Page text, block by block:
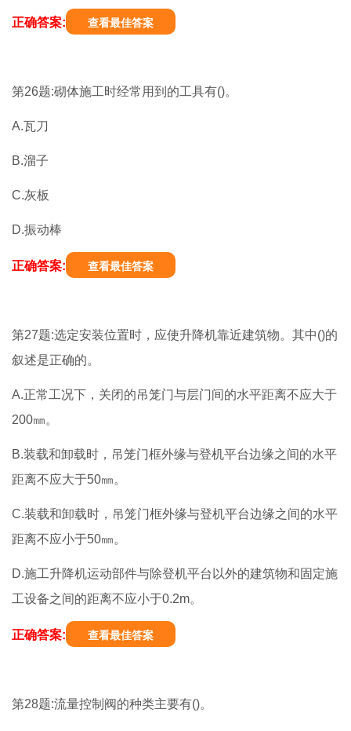
正确答案: 查看最佳答案
第26题:砌体施工时经常用到的工具有()。
A.瓦刀
B.溜子
C.灰板
D.振动棒
正确答案: 查看最佳答案
第27题:选定安装位置时，应使升降机靠近建筑物。其中()的
叙述是正确的。
A.正常工况下，关闭的吊笼门与层门间的水平距离不应大于
200㎜。
B.装载和卸载时，吊笼门框外缘与登机平台边缘之间的水平
距离不应大于50㎜。
C.装载和卸载时，吊笼门框外缘与登机平台边缘之间的水平
距离不应小于50㎜。
D.施工升降机运动部件与除登机平台以外的建筑物和固定施
工设备之间的距离不应小于0.2m。
正确答案: 查看最佳答案
第28题:流量控制阀的种类主要有()。